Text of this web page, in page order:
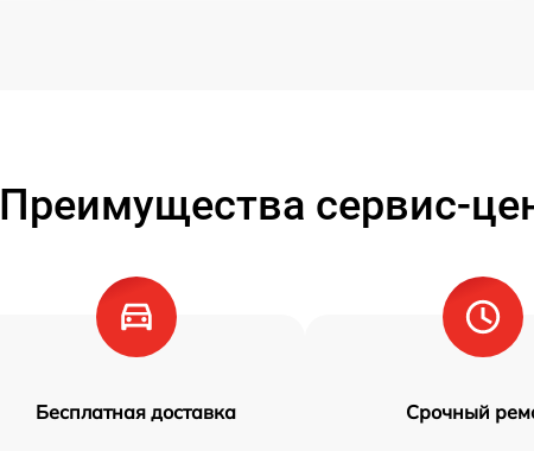
Преимущества сервис-
Бесплатная доставка Срочный